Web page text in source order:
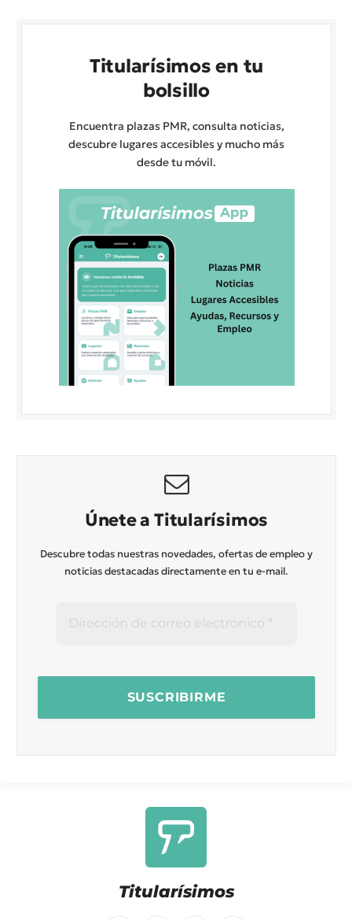
Titularísimos en tu
bolsillo
Encuentra plazas PMR, consulta noticias,
descubre lugares accesibles y mucho más
desde tu móvil.
Únete a Titularísimos
Descubre todas nuestras novedades, ofertas de empleo y
noticias destacadas directamente en tu e-mail.
Titularísimos